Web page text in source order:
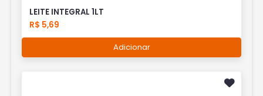
LEITE INTEGRAL 1LT
R$ 5,69
Adicionar